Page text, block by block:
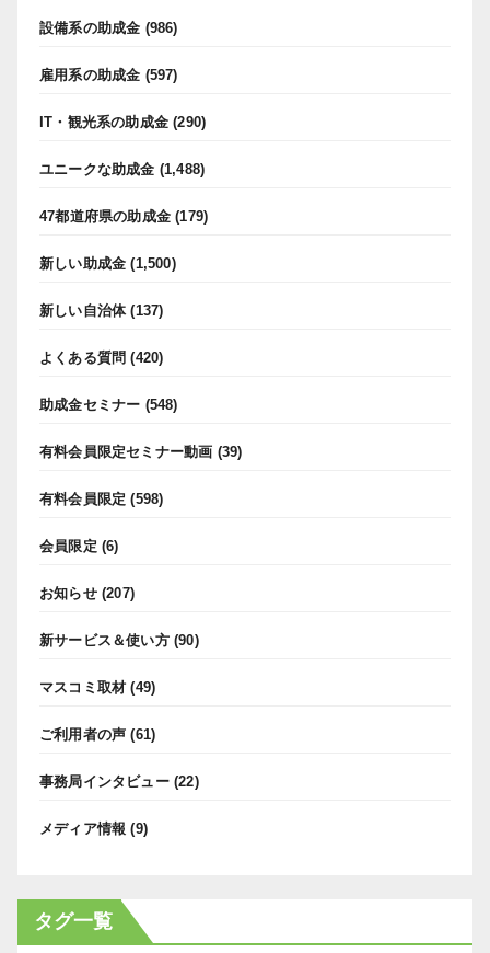
設備系の助成金 (986)
雇用系の助成金 (597)
IT・観光系の助成金 (290)
ユニークな助成金 (1,488)
47都道府県の助成金 (179)
新しい助成金 (1,500)
新しい自治体(137)
よくある質問 (420)
助成金セミナー (548)
有料会員限定セミナー動画 (39)
有料会員限定 (598)
会員限定 (6)
お知らせ(207)
新サービス＆使い方(90)
マスコミ取材 (49)
ご利用者の声 (61)
事務局インタビュー(22)
メディア情報 (9)
タグ一覧